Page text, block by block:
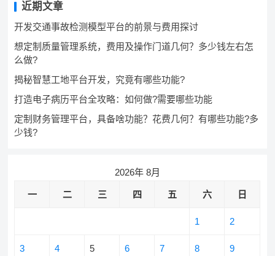
近期文章
开发交通事故检测模型平台的前景与费用探讨
想定制质量管理系统，费用及操作门道几何？多少钱左右怎
么做?
揭秘智慧工地平台开发，究竟有哪些功能?
打造电子病历平台全攻略：如何做?需要哪些功能
定制财务管理平台，具备啥功能？花费几何？有哪些功能?多
少钱?
2026年 8月
一 二 三 四 五 六 日
1 2
3 4 5 6 7 8 9